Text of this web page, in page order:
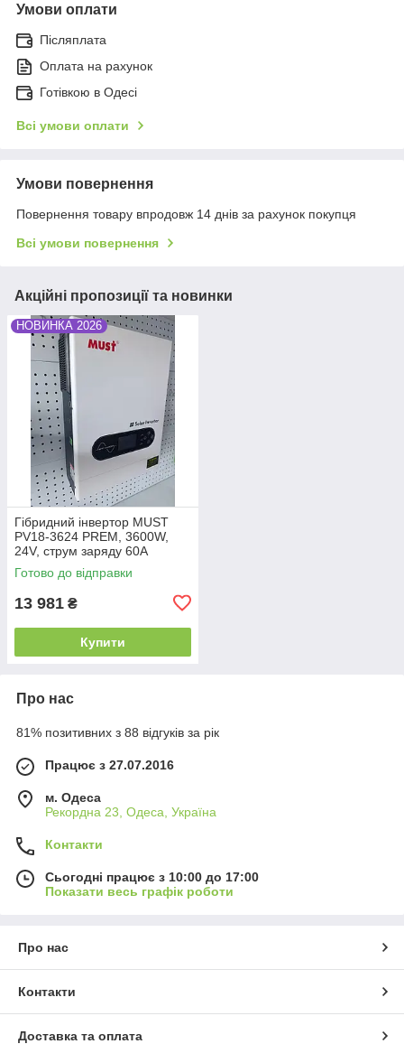
Умови оплати
Післяплата
Оплата на рахунок
Готівкою в Одесі
Всі умови оплати
Умови повернення
Повернення товару впродовж 14 днів за рахунок покупця
Всі умови повернення
Акційні пропозиції та новинки
НОВИНКА 2026
Гібридний інвертор MUST
PV18-3624 PREM, 3600W,
24V, струм заряду 60A
Готово до відправки
13 981 ₴
Купити
Про нас
81% позитивних з 88 відгуків за рік
Працює з 27.07.2016
м. Одеса
Рекордна 23, Одеса, Україна
Контакти
Сьогодні працює з 10:00 до 17:00
Показати весь графік роботи
Про нас
Контакти
Доставка та оплата